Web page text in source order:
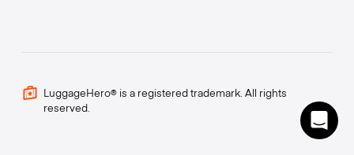
LuggageHero® is a registered trademark. All rights
reserved.